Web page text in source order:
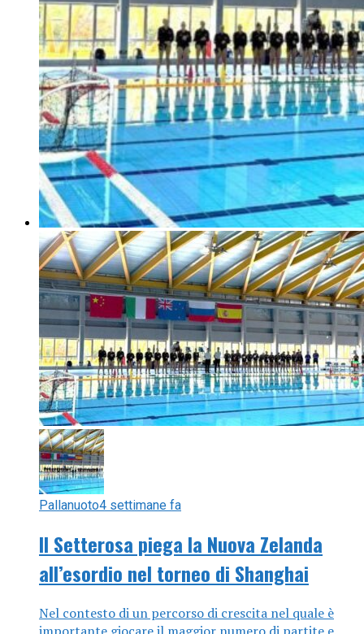
Pallanuoto4 settimane fa
Il Setterosa piega la Nuova Zelanda
all’esordio nel torneo di Shanghai
Nel contesto di un percorso di crescita nel quale è